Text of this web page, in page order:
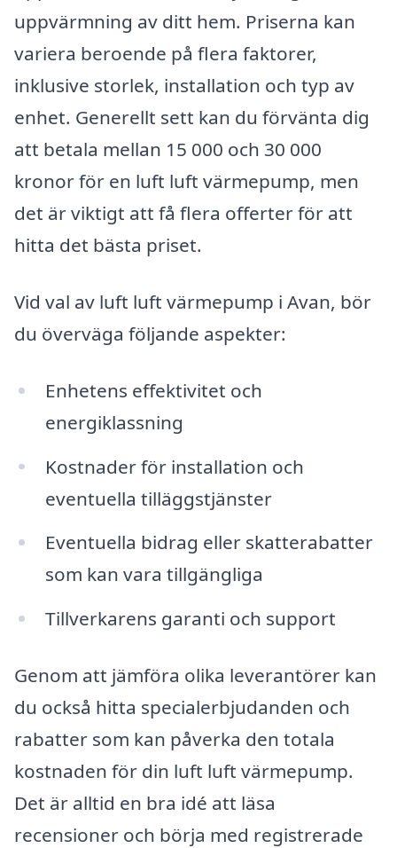
uppvärmning av ditt hem. Priserna kan
variera beroende på flera faktorer,
inklusive storlek, installation och typ av
enhet. Generellt sett kan du förvänta dig
att betala mellan 15 000 och 30 000
kronor för en luft luft värmepump, men
det är viktigt att få flera offerter för att
hitta det bästa priset.
Vid val av luft luft värmepump i Avan, bör
du överväga följande aspekter:
Enhetens effektivitet och
energiklassning
Kostnader för installation och
eventuella tilläggstjänster
Eventuella bidrag eller skatterabatter
som kan vara tillgängliga
Tillverkarens garanti och support
Genom att jämföra olika leverantörer kan
du också hitta specialerbjudanden och
rabatter som kan påverka den totala
kostnaden för din luft luft värmepump.
Det är alltid en bra idé att läsa
recensioner och börja med registrerade